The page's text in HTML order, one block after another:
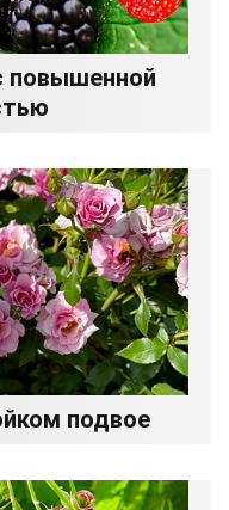
повышенной
подвое